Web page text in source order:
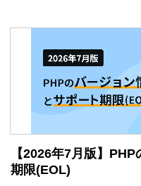
【2026年7月版】
期限(EOL)